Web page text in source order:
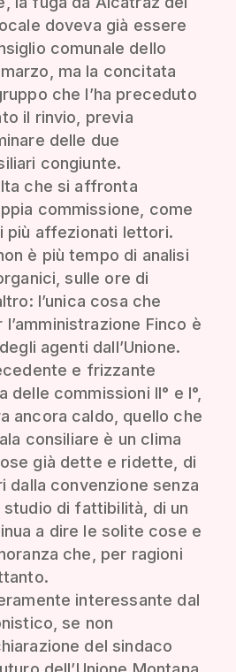
doveva già essere
comunale dello
ma la concitata
che l’ha preceduto
il rinvio, previa
delle due
congiunte.
che si affronta
commissione, come
più affezionati lettori.
è più tempo di analisi
sulle ore di
l’unica cosa che
Finco è
agenti dall’Unione.
e frizzante
delle commissioni II° e I°,
ancora caldo, quello che
consiliare è un clima
già dette e ridette, di
dalla convenzione senza
di fattibilità, di un
a dire le solite cose e
che, per ragioni
interessante dal
se non
del sindaco